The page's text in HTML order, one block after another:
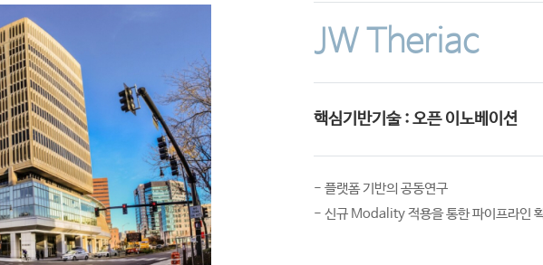
JW Theriac
핵심기반기술 : 오픈 이노베이션
- 플랫폼 기반의 공동연구
- 신규 Modality 적용을 통한 파이프라인